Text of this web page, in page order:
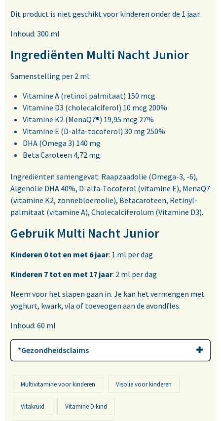
Dit product is niet geschikt voor kinderen onder de 1 jaar.
Inhoud: 300 ml
Ingrediënten Multi Nacht Junior
Samenstelling per 2 ml:
Vitamine A (retinol palmitaat) 150 mcg
Vitamine D3 (cholecalciferol) 10 mcg 200%
Vitamine K2 (MenaQ7®) 19,95 mcg 27%
Vitamine E (D-alfa-tocoferol) 30 mg 250%
DHA (Omega 3) 140 mg
Beta Caroteen 4,72 mg
Ingrediënten samengevat: Raapzaadolie (Omega-3, -6),
Algenolie DHA 40%, D-alfa-Tocoferol (vitamine E), MenaQ7
(vitamine K2, zonnebloemolie), Betacaroteen, Retinyl-
palmitaat (vitamine A), Cholecalciferolum (Vitamine D3).
Gebruik Multi Nacht Junior
Kinderen 0 tot en met 6 jaar: 1 ml per dag
Kinderen 7 tot en met 17 jaar: 2 ml per dag
Neem voor het slapen gaan in. Je kan het vermengen met
yoghurt, kwark, vla of toeveogen aan de avondfles.
Inhoud: 60 ml
*Gezondheidsclaims
Multivitamine voor kinderen Visolie voor kinderen
Vitakruid Vitamine D kind